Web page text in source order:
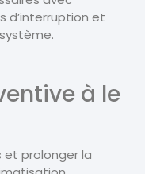
d’interruption et
à le
et prolonger la